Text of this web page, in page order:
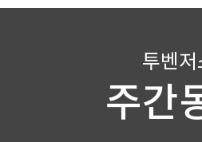
투벤저
주간